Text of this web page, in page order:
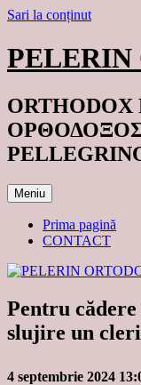
Sari la conținut
PELERIN
ORTHODOX
ΟΡΘΟΔΟΞΟΣ
Meniu
Prima pagină
CONTACT
Pentru
slujire un
4 septembrie 2024